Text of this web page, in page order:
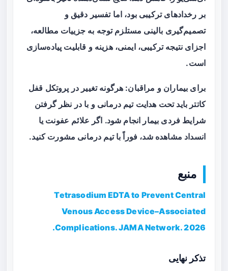
بر رخدادهای ترکیبی بود، اما تفسیر دقیق و
تصمیم‌گیری بالینی مستلزم توجه به جزییات مطالعه،
اجزای نتیجه ترکیبی، ایمنی، هزینه و قابلیت پیاده‌سازی
است.
برای بیماران و مراقبان: هرگونه تغییر در پروتکل قفل
کاتتر باید تحت هدایت تیم درمانی و با در نظر گرفتن
شرایط فردی بیمار انجام شود. اگر علائم عفونت یا
انسداد مشاهده شد، فوراً با تیم درمانی مشورت کنید.
منبع
Tetrasodium EDTA to Prevent Central
Venous Access Device–Associated
Complications. JAMA Network. 2026.
تذکر نهایی